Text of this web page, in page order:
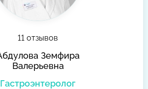
11 отзывов
Земфира
Валерьевна
Гастроэнтеролог